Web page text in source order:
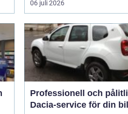
06 juli 2026
Professionell och
Dacia-service för din bil